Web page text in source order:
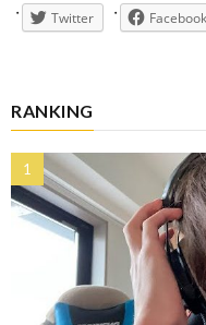
Twitter Facebook
RANKING